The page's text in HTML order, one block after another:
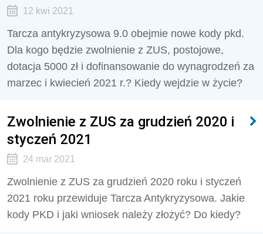
12 kwi 2021
Tarcza antykryzysowa 9.0 obejmie nowe kody pkd.
Dla kogo będzie zwolnienie z ZUS, postojowe,
dotacja 5000 zł i dofinansowanie do wynagrodzeń za
marzec i kwiecień 2021 r.? Kiedy wejdzie w życie?
Zwolnienie z ZUS za grudzień 2020 i
styczeń 2021
24 mar 2021
Zwolnienie z ZUS za grudzień 2020 roku i styczeń
2021 roku przewiduje Tarcza Antykryzysowa. Jakie
kody PKD i jaki wniosek należy złożyć? Do kiedy?